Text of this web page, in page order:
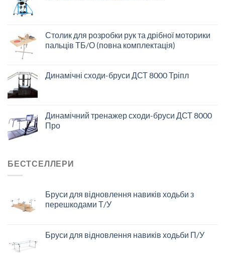
Столик для розробки рук та дрібної моторики
пальців ТБ/О (повна комплектація)
Динамічні сходи-бруси ДСТ 8000 Тріпл
Динамічний тренажер сходи-бруси ДСТ 8000
Про
БЕСТСЕЛЛЕРИ
Бруси для відновлення навиків ходьби з
перешкодами Т/У
Бруси для відновлення навиків ходьби П/У